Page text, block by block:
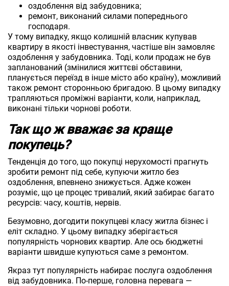
оздоблення від забудовника;
ремонт, виконаний силами попереднього
господаря.
У тому випадку, якщо колишній власник купував
квартиру в якості інвестування, частіше він замовляє
оздоблення у забудовника. Тоді, коли продаж не був
запланований (змінилися життєві обставини,
планується переїзд в інше місто або країну), можливий
також ремонт сторонньою бригадою. В цьому випадку
трапляються проміжні варіанти, коли, наприклад,
виконані тільки чорнові роботи.
Так що ж вважає за краще
покупець?
Тенденція до того, що покупці нерухомості прагнуть
зробити ремонт під себе, купуючи житло без
оздоблення, впевнено знижується. Адже кожен
розуміє, що це процес тривалий, який забирає багато
ресурсів: часу, коштів, нервів.
Безумовно, догодити покупцеві класу житла бізнес і
еліт складно. У цьому випадку зберігається
популярність чорнових квартир. Але ось бюджетні
варіанти швидше купуються саме з ремонтом.
Якраз тут популярність набирає послуга оздоблення
від забудовника. По-перше, головна перевага ―